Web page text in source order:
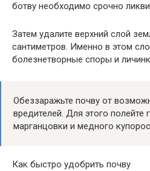
ботву необходимо срочно
Затем удалите верхний слой
сантиметров. Именно в этом
болезнетворные споры и
Обеззаражьте почву от
вредителей. Для этого полейте
марганцовки и медного
Как быстро удобрить почву